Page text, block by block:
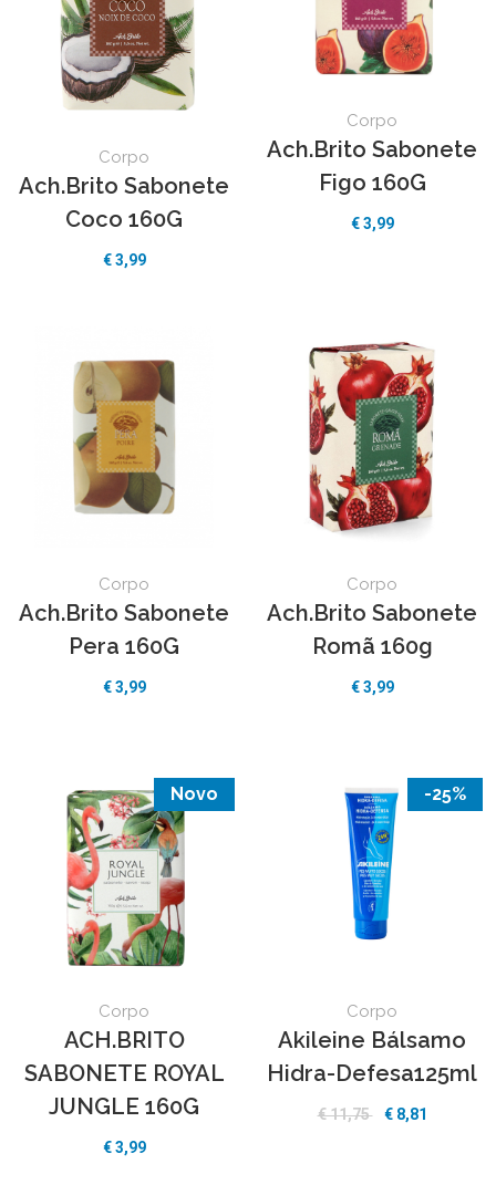
Martiderm(2)
Okeeffes(4)
Salvelox(1)
Scholl(2)
Cerave(4)
Sudocrem(1)
Spray(5)
Stick(1)
Corpo
Ach.Brito Sabonete
Coco 160G
€ 3,99
Corpo
Ach.Brito Sabonete
Figo 160G
€ 3,99
Corpo
Ach.Brito Sabonete
Pera 160G
€ 3,99
Corpo
Ach.Brito Sabonete
Romã 160g
€ 3,99
Novo
Corpo
ACH.BRITO
SABONETE ROYAL
JUNGLE 160G
€ 3,99
-25%
Corpo
Akileine Bálsamo
Hidra-Defesa125ml
€ 11,75 € 8,81